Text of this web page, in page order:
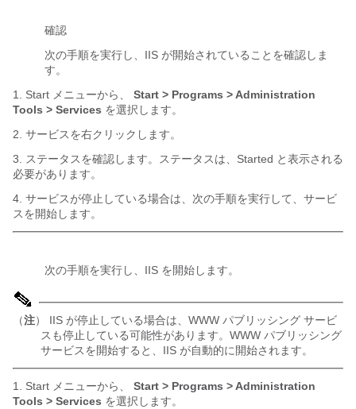
確認
次の手順を実行し、IIS が開始されていることを確認しま
す。
1. Start メニューから、
Start > Programs > Administration
Tools > Services を選択します。
2. サービスを右クリックします。
3. ステータスを確認します。ステータスは、Started と表示される
必要があります。
4. サービスが停止している場合は、次の手順を実行して、サービ
スを開始します。
次の手順を実行し、IIS を開始します。
（注） IIS が停止している場合は、WWW パブリッシング サービ
スも停止している可能性があります。WWW パブリッシング
サービスを開始すると、IIS が自動的に開始されます。
1. Start メニューから、
Start > Programs > Administration
Tools > Services を選択します。